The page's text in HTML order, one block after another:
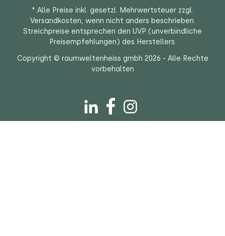
Unser Shop Team
Erhalten Sie hier einen Einblick hinter die Kulissen und
lernen Sie unser Shop Team kennen.